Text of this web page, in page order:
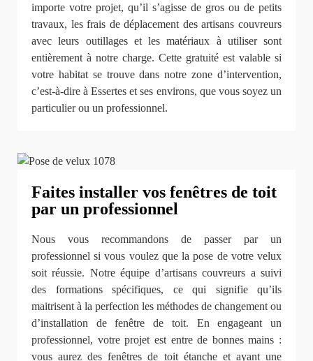
importe votre projet, qu’il s’agisse de gros ou de petits
travaux, les frais de déplacement des artisans couvreurs
avec leurs outillages et les matériaux à utiliser sont
entièrement à notre charge. Cette gratuité est valable si
votre habitat se trouve dans notre zone d’intervention,
c’est-à-dire à Essertes et ses environs, que vous soyez un
particulier ou un professionnel.
Faites installer vos fenêtres de toit
par un professionnel
Nous vous recommandons de passer par un
professionnel si vous voulez que la pose de votre velux
soit réussie. Notre équipe d’artisans couvreurs a suivi
des formations spécifiques, ce qui signifie qu’ils
maitrisent à la perfection les méthodes de changement ou
d’installation de fenêtre de toit. En engageant un
professionnel, votre projet est entre de bonnes mains :
vous aurez des fenêtres de toit étanche et ayant une